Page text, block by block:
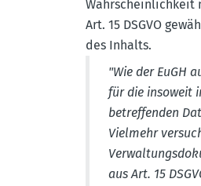
Wahrschein­lichkeit
Art. 15 DSGVO
des Inhalts.
"Wie der EuGH
für die insoweit
betref­fenden
Vielmehr
aus Art. 15